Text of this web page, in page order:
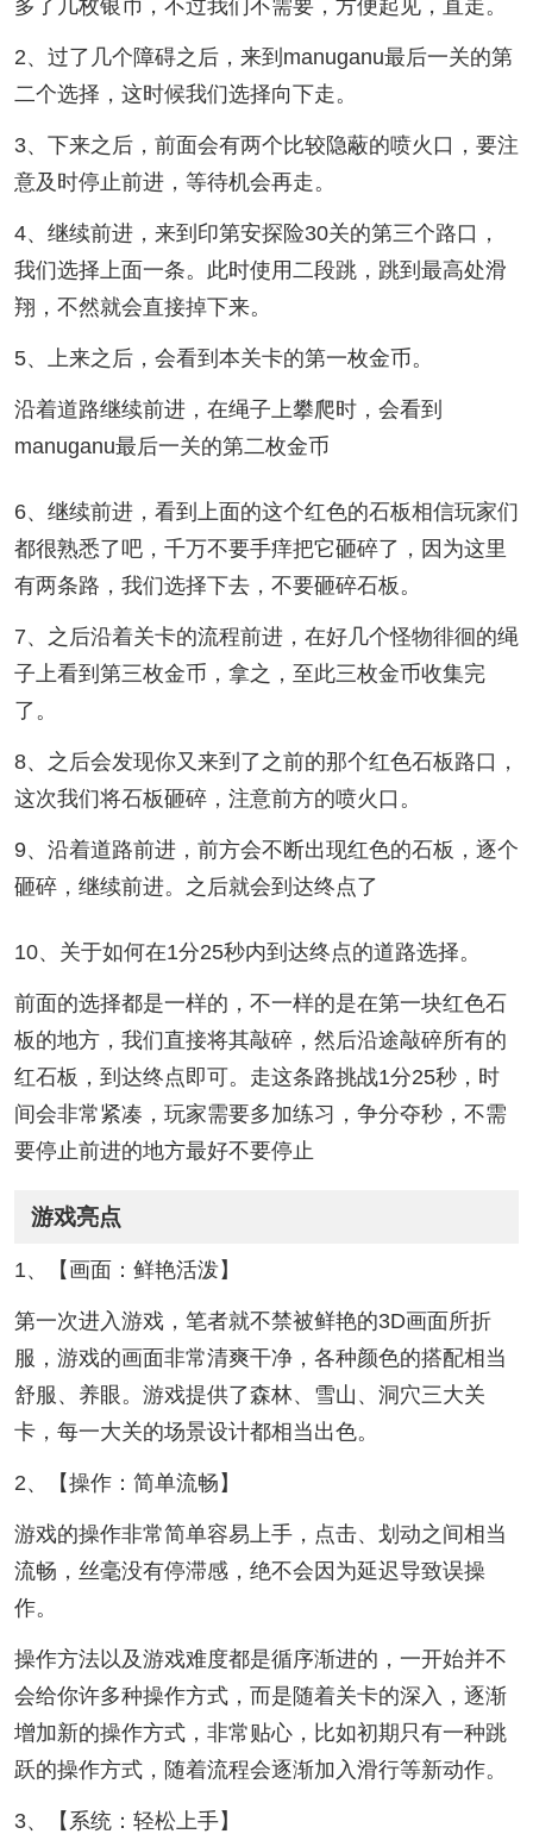
多了几枚银币，不过我们不需要，方便起见，直走。
2、过了几个障碍之后，来到manuganu最后一关的第
二个选择，这时候我们选择向下走。
3、下来之后，前面会有两个比较隐蔽的喷火口，要注
意及时停止前进，等待机会再走。
4、继续前进，来到印第安探险30关的第三个路口，
我们选择上面一条。此时使用二段跳，跳到最高处滑
翔，不然就会直接掉下来。
5、上来之后，会看到本关卡的第一枚金币。
沿着道路继续前进，在绳子上攀爬时，会看到
manuganu最后一关的第二枚金币
6、继续前进，看到上面的这个红色的石板相信玩家们
都很熟悉了吧，千万不要手痒把它砸碎了，因为这里
有两条路，我们选择下去，不要砸碎石板。
7、之后沿着关卡的流程前进，在好几个怪物徘徊的绳
子上看到第三枚金币，拿之，至此三枚金币收集完
了。
8、之后会发现你又来到了之前的那个红色石板路口，
这次我们将石板砸碎，注意前方的喷火口。
9、沿着道路前进，前方会不断出现红色的石板，逐个
砸碎，继续前进。之后就会到达终点了
10、关于如何在1分25秒内到达终点的道路选择。
前面的选择都是一样的，不一样的是在第一块红色石
板的地方，我们直接将其敲碎，然后沿途敲碎所有的
红石板，到达终点即可。走这条路挑战1分25秒，时
间会非常紧凑，玩家需要多加练习，争分夺秒，不需
要停止前进的地方最好不要停止
游戏亮点
1、【画面：鲜艳活泼】
第一次进入游戏，笔者就不禁被鲜艳的3D画面所折
服，游戏的画面非常清爽干净，各种颜色的搭配相当
舒服、养眼。游戏提供了森林、雪山、洞穴三大关
卡，每一大关的场景设计都相当出色。
2、【操作：简单流畅】
游戏的操作非常简单容易上手，点击、划动之间相当
流畅，丝毫没有停滞感，绝不会因为延迟导致误操
作。
操作方法以及游戏难度都是循序渐进的，一开始并不
会给你许多种操作方式，而是随着关卡的深入，逐渐
增加新的操作方式，非常贴心，比如初期只有一种跳
跃的操作方式，随着流程会逐渐加入滑行等新动作。
3、【系统：轻松上手】